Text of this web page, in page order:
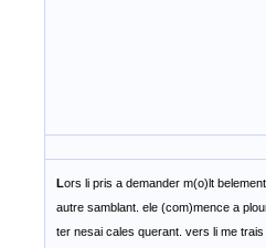
Lors li pris a demander m(o)lt
autre samblant. ele (com)mence a
ter nesai cales querant. vers li me